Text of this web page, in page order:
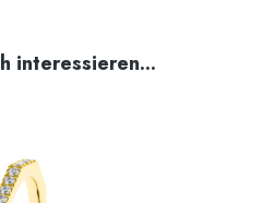
interessieren...